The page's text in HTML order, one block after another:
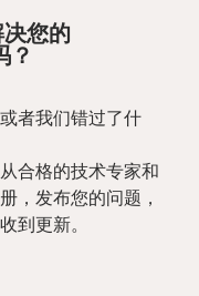
您的
？
者我们错过了什
合格的技术专家和
，发布您的问题，
到更新。